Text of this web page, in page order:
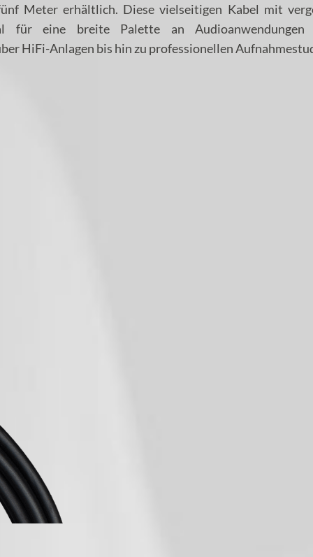
Meter erhältlich. Diese vielseitigen Kabel mit
für eine breite Palette an
HiFi-Anlagen bis hin zu professionellen